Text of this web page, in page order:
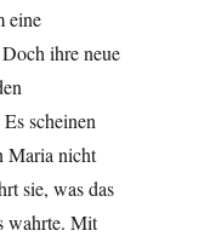
eine
ihre neue
scheinen
Maria nicht
sie, was das
wahrte. Mit